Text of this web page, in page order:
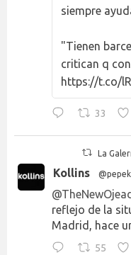
siempre
"Tienen
critican q
https://t.co/
33
La
Kollins
reflejo de la
Madrid, hace
55